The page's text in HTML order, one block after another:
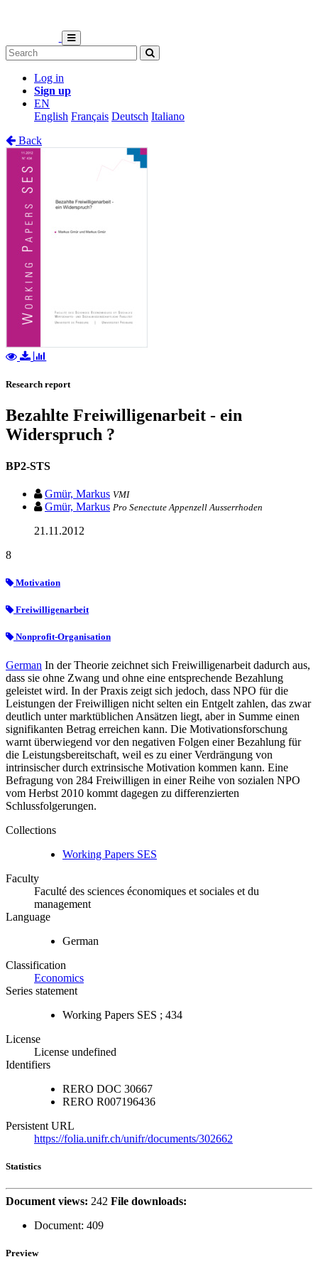
Log in
Sign up
EN
English Français Deutsch Italiano
Back
Research report
Bezahlte Freiwilligenarbeit - ein
Widerspruch ?
BP2-STS
Gmür, Markus VMI
Gmür, Markus Pro Senectute Appenzell Ausserrhoden
21.11.2012
8
Motivation
Freiwilligenarbeit
Nonprofit-Organisation
German In der Theorie zeichnet sich Freiwilligenarbeit dadurch aus,
dass sie ohne Zwang und ohne eine entsprechende Bezahlung
geleistet wird. In der Praxis zeigt sich jedoch, dass NPO für die
Leistungen der Freiwilligen nicht selten ein Entgelt zahlen, das zwar
deutlich unter marktüblichen Ansätzen liegt, aber in Summe einen
signifikanten Betrag erreichen kann. Die Motivationsforschung
warnt überwiegend vor den negativen Folgen einer Bezahlung für
die Leistungsbereitschaft, weil es zu einer Verdrängung von
intrinsischer durch extrinsische Motivation kommen kann. Eine
Befragung von 284 Freiwilligen in einer Reihe von sozialen NPO
vom Herbst 2010 kommt dagegen zu differenzierten
Schlussfolgerungen.
Collections
Working Papers SES
Faculty
Faculté des sciences économiques et sociales et du
management
Language
German
Classification
Economics
Series statement
Working Papers SES ; 434
License
License undefined
Identifiers
RERO DOC 30667
RERO R007196436
Persistent URL
https://folia.unifr.ch/unifr/documents/302662
Statistics
Document views: 242 File downloads:
Document: 409
Preview